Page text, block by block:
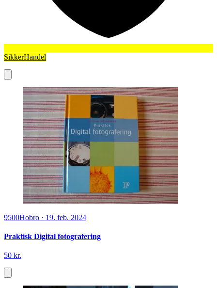
SikkerHandel
9500Hobro · 19. feb. 2024
Praktisk Digital fotografering
50 kr.